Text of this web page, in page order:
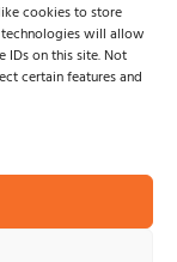
cookies to store
will allow
IDs on this site. Not
certain features and